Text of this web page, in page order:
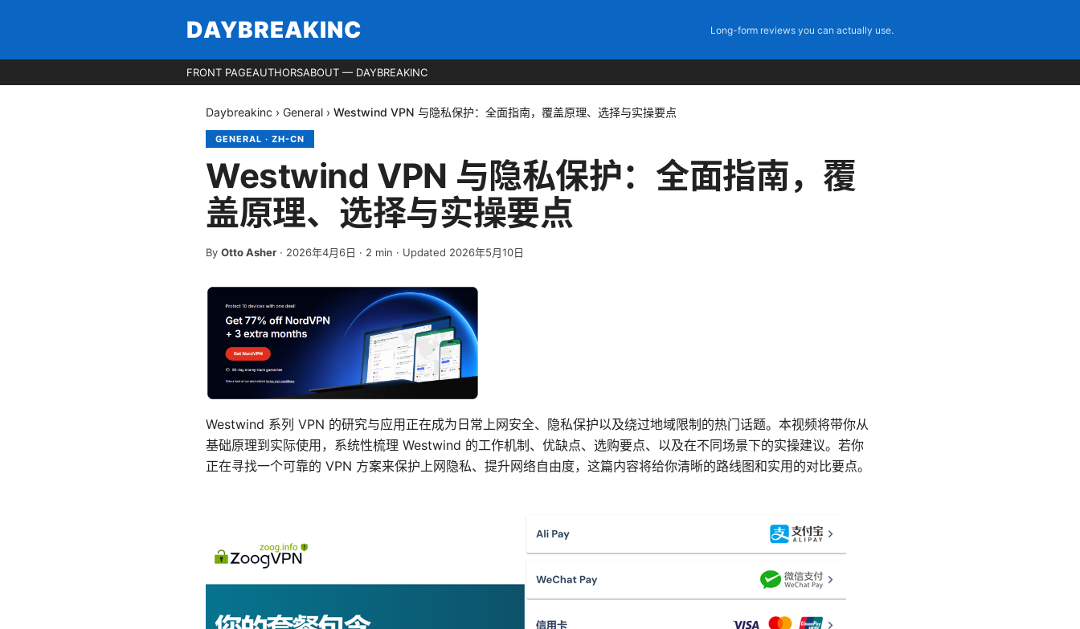
DAYBREAKINC Long-form reviews you can actually use.
FRONT PAGEAUTHORSABOUT — DAYBREAKINC
Daybreakinc › General › Westwind VPN 与隐私保护：全面指南，覆盖原理、选择与实操要点
GENERAL · ZH-CN
Westwind VPN 与隐私保护：全面指南，覆
盖原理、选择与实操要点
By Otto Asher · 2026年4月6日 · 2 min · Updated 2026年5月10日
Westwind 系列 VPN 的研究与应用正在成为日常上网安全、隐私保护以及绕过地域限制的热门话题。本视频将带你从
基础原理到实际使用，系统性梳理 Westwind 的工作机制、优缺点、选购要点、以及在不同场景下的实操建议。若你
正在寻找一个可靠的 VPN 方案来保护上网隐私、提升网络自由度，这篇内容将给你清晰的路线图和实用的对比要点。